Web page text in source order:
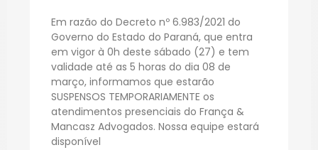
Em razão do Decreto nº 6.983/2021 do
Governo do Estado do Paraná, que entra
em vigor à 0h deste sábado (27) e tem
validade até as 5 horas do dia 08 de
março, informamos que estarão
SUSPENSOS TEMPORARIAMENTE os
atendimentos presenciais do França &
Mancasz Advogados. Nossa equipe estará
disponível